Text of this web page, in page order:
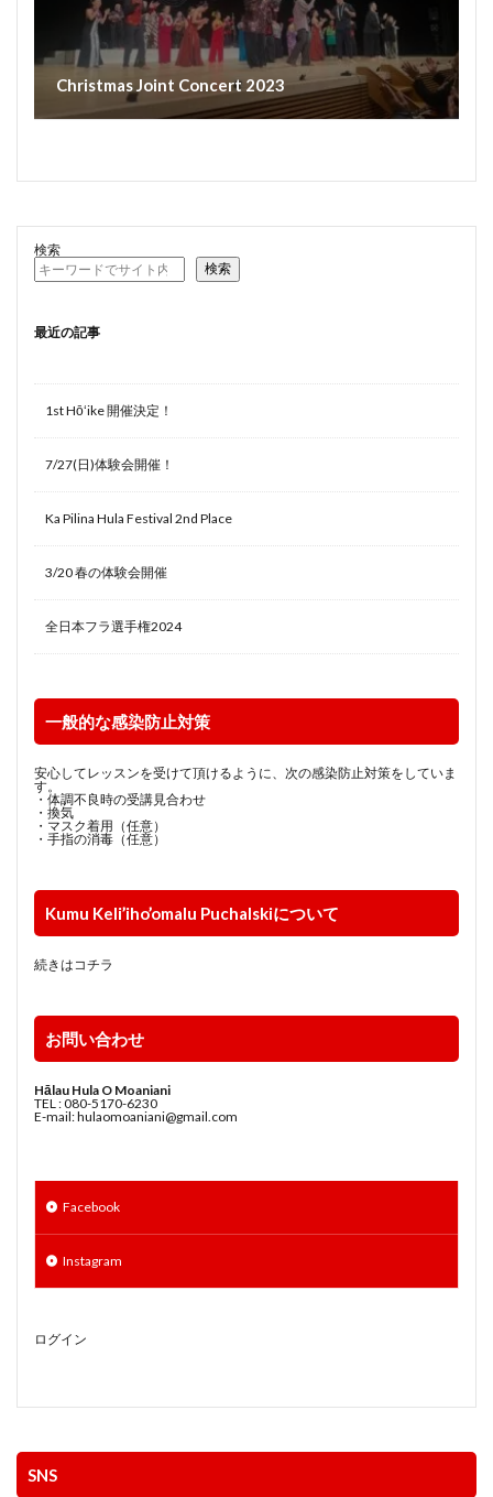
Christmas Joint Concert 2023
検索
検索
最近の記事
1st Hōʻike 開催決定！
7/27(日)体験会開催！
Ka Pilina Hula Festival 2nd Place
3/20 春の体験会開催
全日本フラ選手権2024
一般的な感染防止対策
安心してレッスンを受けて頂けるように、次の感染防止対策をしていま
す。
・体調不良時の受講見合わせ
・換気
・マスク着用（任意）
・手指の消毒（任意）
Kumu Keli’iho’omalu Puchalskiについて
続きはコチラ
お問い合わせ
Hālau Hula O Moaniani
TEL : 080-5170-6230
E-mail: hulaomoaniani@gmail.com
Facebook
Instagram
ログイン
SNS